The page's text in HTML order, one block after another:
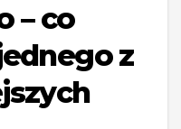
– co
z